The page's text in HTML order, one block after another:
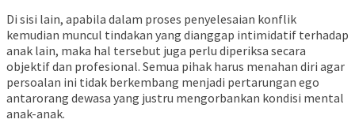
Di sisi lain, apabila dalam proses penyelesaian konflik
kemudian muncul tindakan yang dianggap intimidatif terhadap
anak lain, maka hal tersebut juga perlu diperiksa secara
objektif dan profesional. Semua pihak harus menahan diri agar
persoalan ini tidak berkembang menjadi pertarungan ego
antarorang dewasa yang justru mengorbankan kondisi mental
anak-anak.